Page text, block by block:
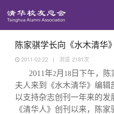
地区联络
年级联络
院系校友工
回馈母校
捐赠项目
捐赠新闻
媒体平台
《清华校友
百年清华
陈家骐学长向《水木清华
2011-02-22 | 浏览 2181 次
2011年2月 18 日下午，
夫人来到《水木清华》编辑
以支持杂志创刊一年来的发
《清华人》创刊以来，陈